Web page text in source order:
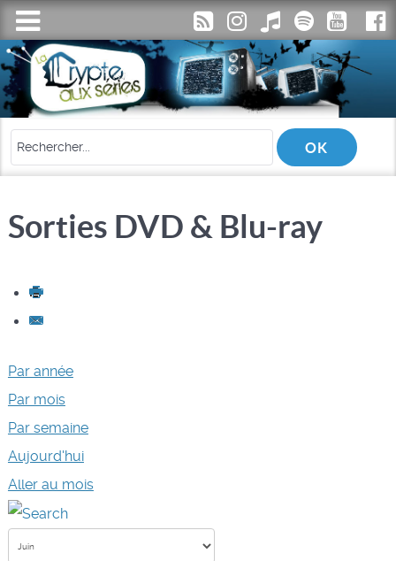
Sorties DVD & Blu-ray
Par année
Par mois
Par semaine
Aujourd'hui
Aller au mois